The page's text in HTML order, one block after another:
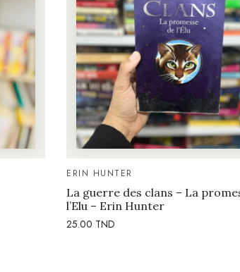
ERIN HUNTER
La guerre des clans – La
l’Elu – Erin Hunter
25.00 TND